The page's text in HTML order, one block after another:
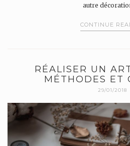
autre
CONTINUE
RÉALISER UN
MÉTHODES ET
29/01/2018